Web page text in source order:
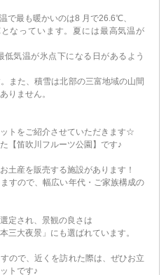
最も暖かいのは8 月で26.6℃、
なっています。夏には最高気温が
気温が氷点下になる日があるよう
また、積雪は北部の三富地域の山間
りません。
トをご紹介させていただきます☆
【笛吹川フルーツ公園】です♪
土産を販売する施設があります！
すので、幅広い年代・ご家族構成の
定され、景観の良さは
大夜景」にも選ばれています。
ので、近くを訪れた際は、ぜひお立
トです♪